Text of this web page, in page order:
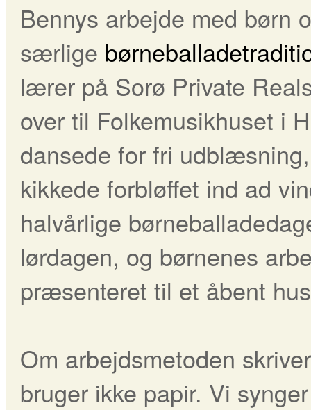
Bennys arbejde med børn
særlige
lærer på Sorø Private
over til Folkemusikhuset i
dansede for fri
kikkede forbløffet ind ad
halvårlige
lørdagen, og børnenes
præsenteret til et åbent
Om arbejdsmetoden
bruger ikke papir. Vi synger